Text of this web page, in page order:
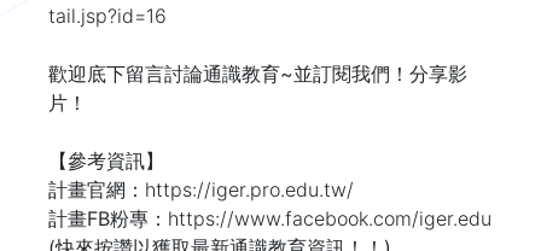
歡迎底下留言討論通識教育~並訂閱我們！分享影
片！
【參考資訊】
計畫官網：
計畫FB粉專：